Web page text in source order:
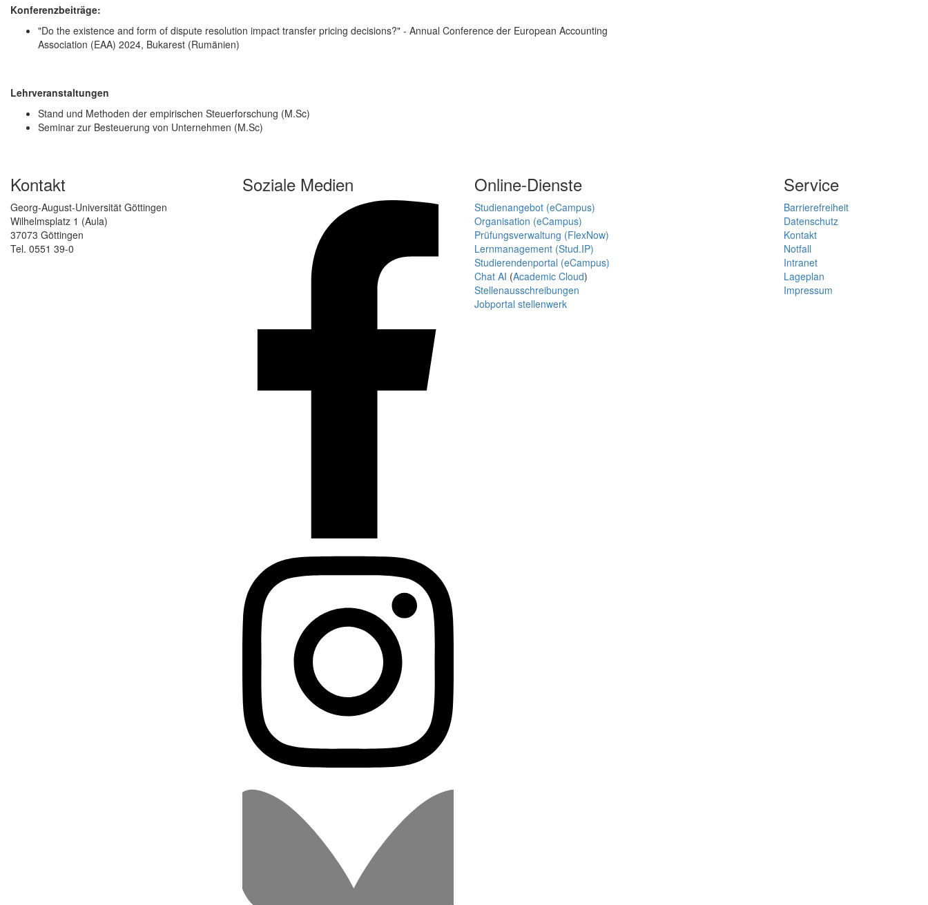
Konferenzbeiträge:
"Do the existence and form of dispute resolution impact transfer pricing decisions?" - Annual Conference der European Accounting
Association (EAA) 2024, Bukarest (Rumänien)
Lehrveranstaltungen
Stand und Methoden der empirischen Steuerforschung (M.Sc)
Seminar zur Besteuerung von Unternehmen (M.Sc)
Kontakt
Georg-August-Universität Göttingen
Wilhelmsplatz 1 (Aula)
37073 Göttingen
Tel. 0551 39-0
Soziale Medien Online-Dienste
Studienangebot (eCampus)
Organisation (eCampus)
Prüfungsverwaltung (FlexNow)
Lernmanagement (Stud.IP)
Studierendenportal (eCampus)
Chat AI (Academic Cloud)
Stellenausschreibungen
Jobportal stellenwerk
Service
Barrierefreiheit
Datenschutz
Kontakt
Notfall
Intranet
Lageplan
Impressum